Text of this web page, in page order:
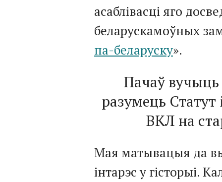
асаблівасці яго
беларускамоўных
па-беларуску».
Пачаў
разумець
ВКЛ на
Мая матывацыя да
інтарэс у гісторыі.